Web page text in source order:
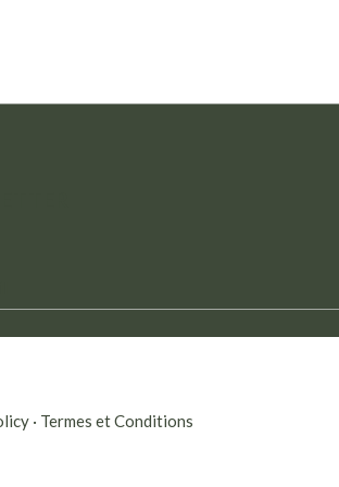
· Termes et Conditions